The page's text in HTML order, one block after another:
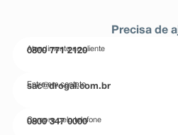
Precisa de
Atendimento ao cliente
0800 771 2120
Entre em contato
sac@drogal.com.br
Compre pelo telefone
0800 347 0000